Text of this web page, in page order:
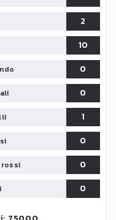
2
10
0
0
1
0
0
0